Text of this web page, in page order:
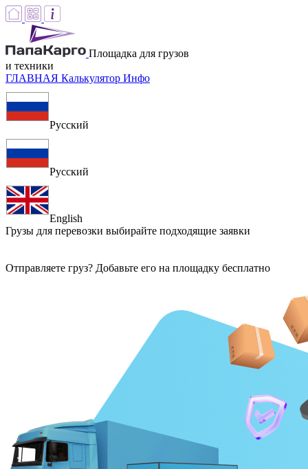
Площадка для грузов
и техники
ГЛАВНАЯ Калькулятор Инфо
Русский
Русский
English
Грузы для перевозки выбирайте подходящие заявки
Отправляете груз? Добавьте его на площадку бесплатно